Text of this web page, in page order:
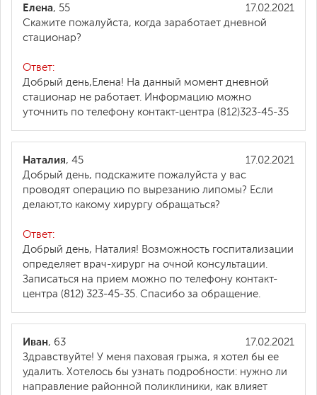
17.02.2021
Елена, 55
Скажите пожалуйста, когда заработает дневной
стационар?
Ответ:
Добрый день,Елена! На данный момент дневной
стационар не работает. Информацию можно
уточнить по телефону контакт-центра (812)323-45-35
17.02.2021
Наталия, 45
Добрый день, подскажите пожалуйста у вас
проводят операцию по вырезанию липомы? Если
делают,то какому хирургу обращаться?
Ответ:
Добрый день, Наталия! Возможность госпитализации
определяет врач-хирург на очной консультации.
Записаться на прием можно по телефону контакт-
центра (812) 323-45-35. Спасибо за обращение.
17.02.2021
Иван, 63
Здравствуйте! У меня паховая грыжа, я хотел бы ее
удалить. Хотелось бы узнать подробности: нужно ли
направление районной поликлиники, как влияет